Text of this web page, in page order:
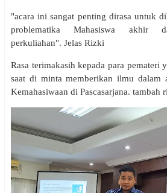
"acara ini sangat penting dirasa untuk
problematika Mahasiswa akhir
perkuliahan". Jelas Rizki
Rasa terimakasih kepada para pemateri
saat di minta memberikan ilmu dalam
Kemahasiwaan di Pascasarjana. tambah